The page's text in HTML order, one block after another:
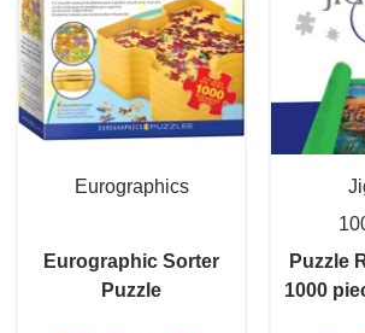
Eurographics
Eurographic Sorter
Puzzle
Puzzle
1000